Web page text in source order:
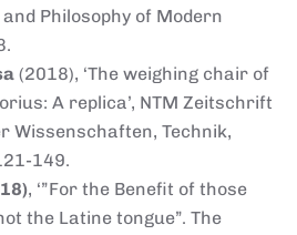
Philosophy of Modern
(2018), ‘The weighing chair of
A replica’, NTM Zeitschrift
Wissenschaften, Technik,
149.
, ‘”For the Benefit of those
the Latine tongue”. The